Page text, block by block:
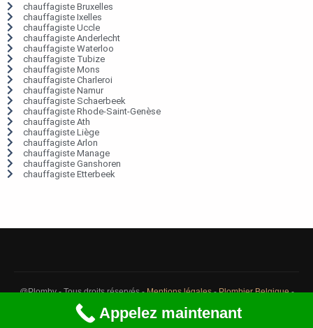
chauffagiste Bruxelles
chauffagiste Ixelles
chauffagiste Uccle
chauffagiste Anderlecht
chauffagiste Waterloo
chauffagiste Tubize
chauffagiste Mons
chauffagiste Charleroi
chauffagiste Namur
chauffagiste Schaerbeek
chauffagiste Rhode-Saint-Genèse
chauffagiste Ath
chauffagiste Liège
chauffagiste Arlon
chauffagiste Manage
chauffagiste Ganshoren
chauffagiste Etterbeek
@Plomby - Tous droits réservés -Mentions légales-Plombier Belgique-
Débouchage Belgique
Appelez maintenant